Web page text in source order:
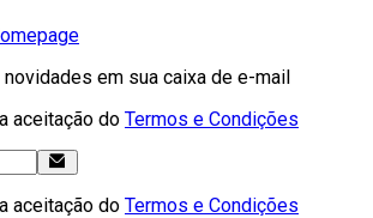
em sua caixa de e-mail
aceitação do Termos e Condições
aceitação do Termos e Condições